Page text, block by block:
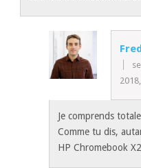
retouche sous lightroom
spotify sans rencontrer de
mais le test de chrome
concordait avec mes
l’ai renvoyée
la même avec le
celui du chromebook x2 et